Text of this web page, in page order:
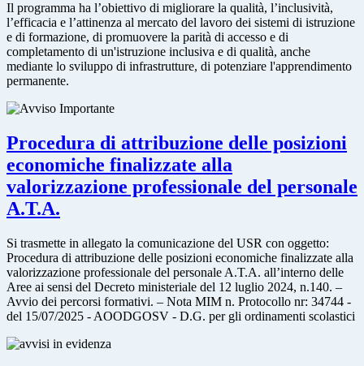
Il programma ha l’obiettivo di migliorare la qualità, l’inclusività,
l’efficacia e l’attinenza al mercato del lavoro dei sistemi di istruzione
e di formazione, di promuovere la parità di accesso e di
completamento di un'istruzione inclusiva e di qualità, anche
mediante lo sviluppo di infrastrutture, di potenziare l'apprendimento
permanente.
Procedura di attribuzione delle posizioni
economiche finalizzate alla
valorizzazione professionale del personale
A.T.A.
Si trasmette in allegato la comunicazione del USR con oggetto:
Procedura di attribuzione delle posizioni economiche finalizzate alla
valorizzazione professionale del personale A.T.A. all’interno delle
Aree ai sensi del Decreto ministeriale del 12 luglio 2024, n.140. –
Avvio dei percorsi formativi. – Nota MIM n. Protocollo nr: 34744 -
del 15/07/2025 - AOODGOSV - D.G. per gli ordinamenti scolastici